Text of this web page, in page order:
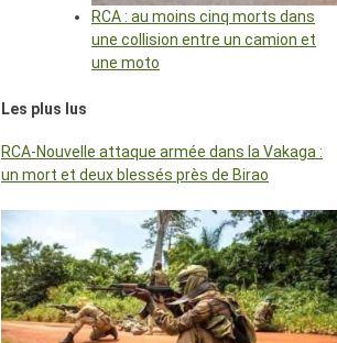
RCA : au moins cinq morts dans
une collision entre un camion et
une moto
Les plus lus
RCA-Nouvelle attaque armée dans la Vakaga :
un mort et deux blessés près de Birao